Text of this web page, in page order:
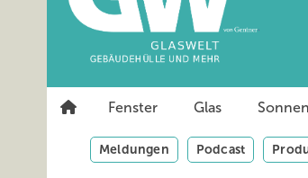
Fenster Glas
Meldungen Podcast